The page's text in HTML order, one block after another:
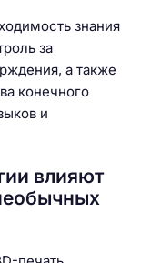
знания
за
а также
конечного
и
влияют